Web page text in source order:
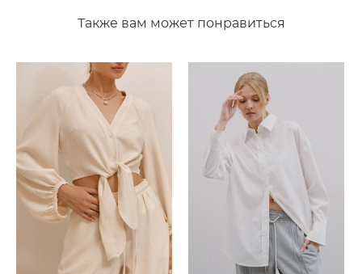
Также вам может понравиться